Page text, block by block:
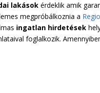
lakások érdeklik amik
megpróbálkoznia a
ingatlan hirdetések
foglalkozik.